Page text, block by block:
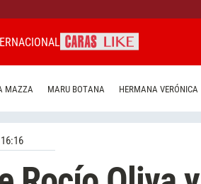
MAZZA MARU BOTANA HERMANA VERÓNICA